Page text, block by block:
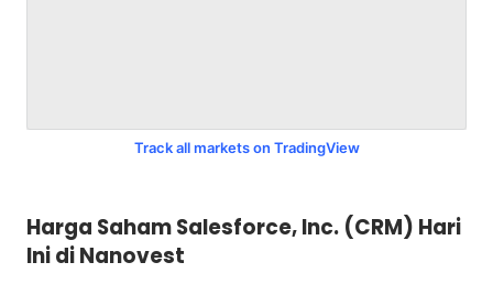
Track all markets on TradingView
Harga Saham Salesforce, Inc. (CRM) Hari
Ini di Nanovest